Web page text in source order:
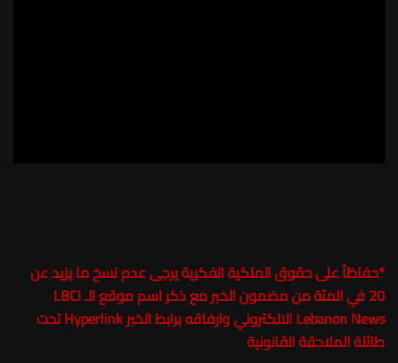
*حفاظاً على حقوق الملكية الفكرية يرجى عدم نسخ ما يزيد عن
20 في المئة من مضمون الخبر مع ذكر اسم موقع الـ LBCI
Lebanon News الالكتروني وارفاقه برابط الخبر Hyperlink تحت
طائلة الملاحقة القانونية